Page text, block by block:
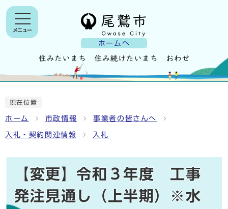
ホームへ
メニュー
現在位置
ホーム 市政情報 事業者の皆さんへ
入札・契約関連情報 入札
【変更】令和３年度 工事
発注見通し（上半期）※水